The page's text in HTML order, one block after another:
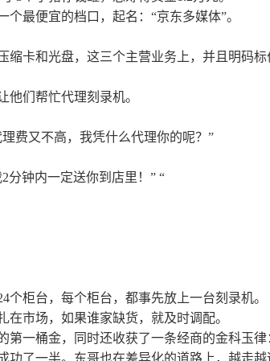
最便宜的档口，起名：“京东多媒体”。
缩卡和光盘，这三个主营业务上，并且明码
他们帮忙代理刻录机。
费又不高，我凭什么代理你的呢？”
分钟内一定送你到店里！” “
个柜台，每个柜台，都事先放上一台刻录机。
在市场，如果谁家缺货，就及时调配。
一桶金，同时还收获了一条经商的金科玉律
功了一半。东哥也在差异化的道路上，越走越